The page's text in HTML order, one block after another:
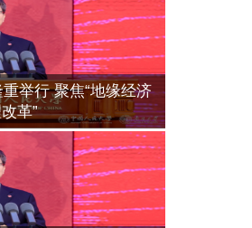
又一桩老鼠仓案即将落
户"暴富了这位交易
时候手机都没拿"
日
现金是最危险的资产配置
日
日
推出已无实质性障碍
日
会洪磊：资管产品不能隐
”
日
日
供应链金融创新与发
亮相北京
日
届中国供应链金融年会暨第
供应链金融行业标兵颁奖盛
召开
日
举行 聚焦“地缘经济
革”